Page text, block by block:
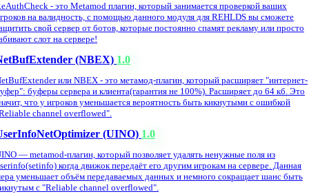
- это Metamod плагин, который занимается проверкой ваших
на валидность, с помощью данного модуля для REHLDS вы сможете
свой сервер от ботов, которые постоянно спамят рекламу или просто
слот на сервере!
(NBEX) 1.0
или NBEX - это метамод-плагин, который расширяет "интернет-
буферы сервера и клиента(гарантия не 100%). Расширяет до 64 кб. Это
что у игроков уменьшается вероятность быть кикнутыми с ошибкой
channel overflowed".
(UINO) 1.0
— metamod-плагин, который позволяет удалять ненужные поля из
когда движок передаёт его другим игрокам на сервере. Данная
уменьшает объём передаваемых данных и немного сокращает шанс быть
с "Reliable channel overflowed".